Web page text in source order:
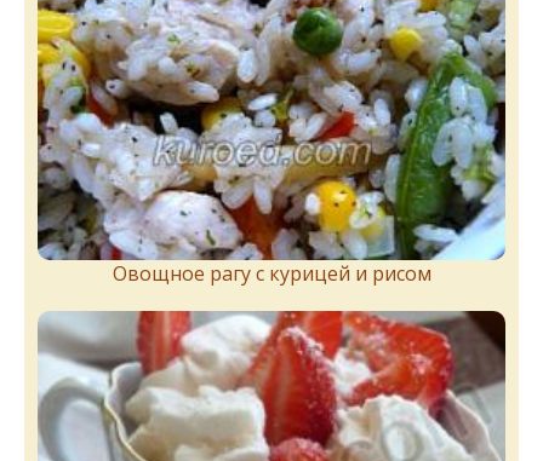
Овощное рагу с курицей и рисом